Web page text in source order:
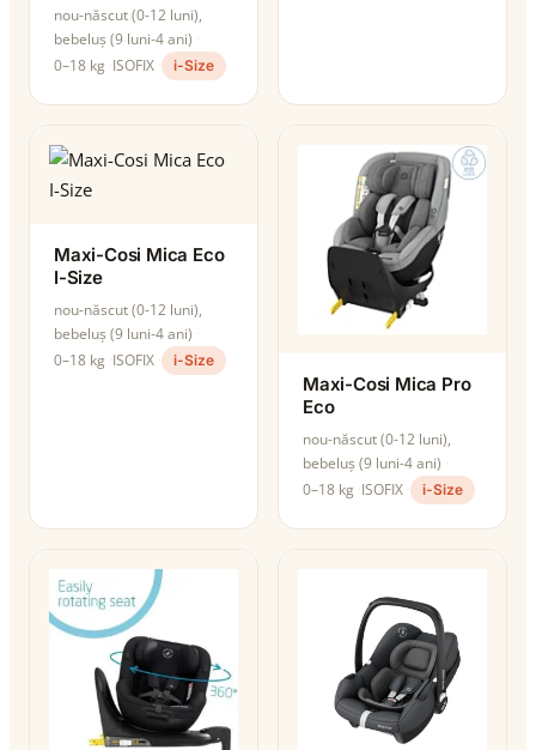
nou-născut (0-12 luni),
bebeluș (9 luni-4 ani)
0–18 kg ISOFIX i-Size
Maxi-Cosi Mica Eco
I-Size
nou-născut (0-12 luni),
bebeluș (9 luni-4 ani)
0–18 kg ISOFIX i-Size
Maxi-Cosi Mica Pro
Eco
nou-născut (0-12 luni),
bebeluș (9 luni-4 ani)
0–18 kg ISOFIX i-Size